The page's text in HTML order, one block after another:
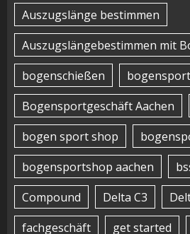
Auszugslänge bestimmen
Auszugslängebestimmen mit
bogenschießen
bogensport
Bogensportgeschäft Aachen
bogen sport shop
bogensportshop aachen
Compound
Delta C3
fachgeschäft
get started